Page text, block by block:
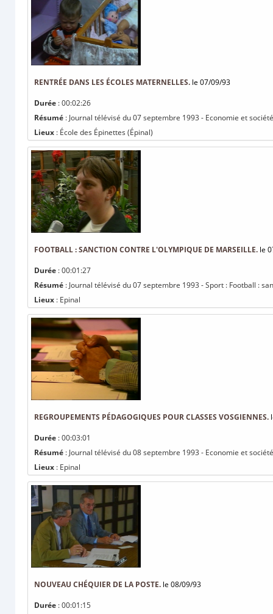
RENTRÉE DANS LES ÉCOLES MATERNELLES. le 07/09/93
Durée : 00:02:26
Résumé : Journal télévisé du 07 septembre 1993 - Economie et
Lieux : École des Épinettes (Épinal)
FOOTBALL : SANCTION CONTRE L'OLYMPIQUE DE MARSEILLE. le
Durée : 00:01:27
Résumé : Journal télévisé du 07 septembre 1993 - Sport : Football :
Lieux : Epinal
REGROUPEMENTS PÉDAGOGIQUES POUR CLASSES VOSGIENNES.
Durée : 00:03:01
Résumé : Journal télévisé du 08 septembre 1993 - Economie et
Lieux : Epinal
NOUVEAU CHÉQUIER DE LA POSTE. le 08/09/93
Durée : 00:01:15